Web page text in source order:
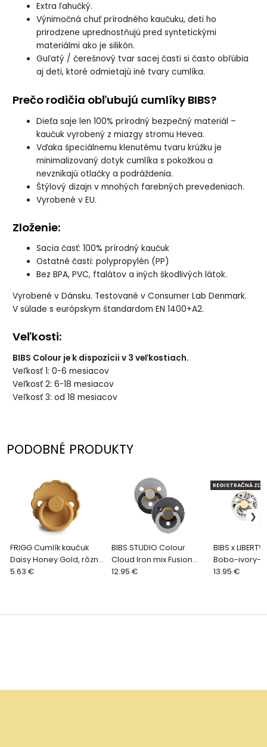
Extra ľahučký.
Výnimočná chuť prírodného kaučuku, deti ho
prirodzene uprednostňujú pred syntetickými
materiálmi ako je silikón.
Guľatý / čerešnový tvar sacej časti si často obľúbia
aj deti, ktoré odmietajú iné tvary cumlíka.
Prečo rodičia obľubujú cumlíky BIBS?
Dieťa saje len 100% prírodný bezpečný materiál –
kaučuk vyrobený z miazgy stromu Hevea.
Vďaka špeciálnemu klenutému tvaru krúžku je
minimalizovaný dotyk cumlíka s pokožkou a
nevznikajú otlačky a podráždenia.
Štýlový dizajn v mnohých farebných prevedeniach.
Vyrobené v EU.
Zloženie:
Sacia časť: 100% prírodný kaučuk
Ostatné časti: polypropylén (PP)
Bez BPA, PVC, ftalátov a iných škodlivých látok.
Vyrobené v Dánsku. Testované v Consumer Lab Denmark.
V súlade s európskym štandardom EN 1400+A2.
Veľkosti:
BIBS Colour je k dispozícii v 3 veľkostiach.
Veľkosť 1: 0-6 mesiacov
Veľkosť 2: 6-18 mesiacov
Veľkosť 3: od 18 mesiacov
PODOBNÉ PRODUKTY
FRIGG Cumlík kaučuk
Daisy Honey Gold, rôzne
veľkosti
5.63 €
BIBS STUDIO Colour
Cloud Iron mix Fusion
cumlík z prírodného
12.95 €
BIBS x
Bobo-ivory-
kaučuku 2ks,
REGISTRAČNÁ
13.95 €